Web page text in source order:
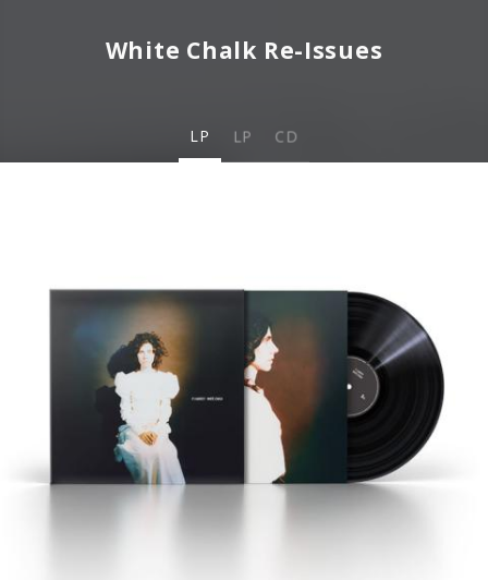
White Chalk Re-Issues
LP LP CD